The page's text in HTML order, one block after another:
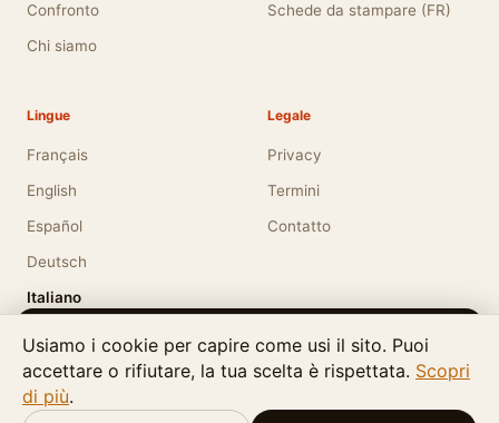
Confronto
Chi siamo
Schede da stampare (FR)
Lingue
Français
English
Español
Deutsch
Italiano
Legale
Privacy
Termini
Contatto
© 2026LMT Digital Creations. Tutti i diritti riservati.·
Usiamo i cookie per capire come usi il sito. Puoi
accettare o rifiutare, la tua scelta è rispettata. Scopri
di più.
Apostrophe is also available in English.
Would you like to view the site in English?
Switch to English No thanks